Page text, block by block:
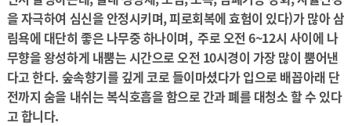
을 자극하여 심신을 안정시키며, 피로회복에 효험이 있다)가 많아 삼
림욕에 대단히 좋은 나무중 하나이며, 주로 오전 6~12시 사이에 나
무향을 왕성하게 내뿜는 시간으로 오전 10시경이 가장 많이 뿜어낸
다고 한다. 숲속향기를 깊게 코로 들이마셨다가 입으로 배꼽아래 단
전까지 숨을 내쉬는 복식호흡을 함으로 간과 폐를 대청소 할 수 있다
고 합니다.